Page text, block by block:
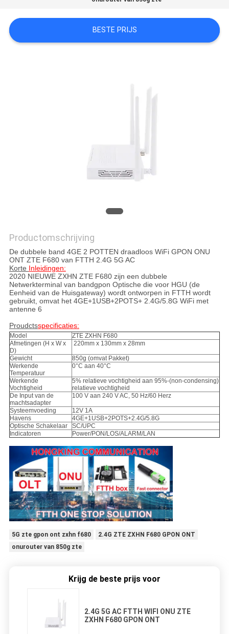
SITEMAP
BESTE PRIJS
Productomschrijving
De dubbele band 4GE 2 POTTEN draadloos WiFi GPON ONU
ONT ZTE F680 van FTTH 2.4G 5G AC
Korte Inleidingen:
2020 NIEUWE ZXHN ZTE F680zijn een dubbele
Netwerkterminal van bandgpon Optische die voor HGU (de
Eenheid van de Huisgateway) wordt ontworpen in FTTH wordt
gebruikt, omvat het 4GE+1USB+2POTS+ 2.4G/5.8G WiFi met
antenne 6
Proudctsspecificaties:
Model
ZTE ZXHN F680
Afmetingen (H x W x
D)
220mm x 130mm x 28mm
Gewicht
850g (omvat Pakket)
Werkende
Temperatuur
0°C aan 40°C
Werkende
Vochtigheid
5% relatieve vochtigheid aan 95%-(non-condensing)
relatieve vochtigheid
De Input van de
machtsadapter
100 V aan 240 V AC, 50 Hz/60 Herz
Systeemvoeding
12V 1A
Havens
4GE+1USB+2POTS+2.4G/5.8G
Optische Schakelaar
SC/UPC
Indicatoren
Power/PON/LOS/ALARM/LAN
5G zte gpon ont zxhn f680
2.4G ZTE ZXHN F680 GPON ONT
onurouter van 850g zte
Krijg de beste prijs voor
2.4G 5G AC FTTH WIFI ONU ZTE
ZXHN F680 GPON ONT